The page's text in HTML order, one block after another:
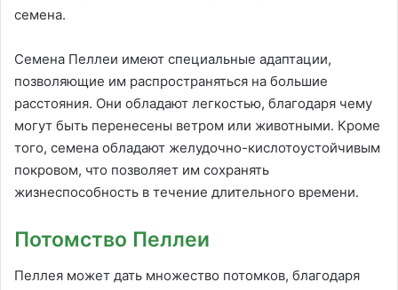
семена.
Семена Пеллеи имеют специальные адаптации,
позволяющие им распространяться на большие
расстояния. Они обладают легкостью, благодаря чему
могут быть перенесены ветром или животными. Кроме
того, семена обладают желудочно-кислотоустойчивым
покровом, что позволяет им сохранять
жизнеспособность в течение длительного времени.
Потомство Пеллеи
Пеллея может дать множество потомков, благодаря